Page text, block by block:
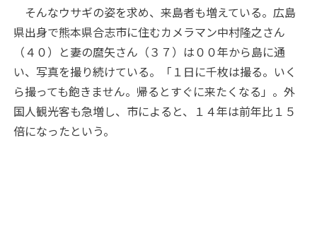
そんなウサギの姿を求め、来島者も増えている。広島
県出身で熊本県合志市に住むカメラマン中村隆之さん
（４０）と妻の麿矢さん（３７）は００年から島に通
い、写真を撮り続けている。「１日に千枚は撮る。いく
ら撮っても飽きません。帰るとすぐに来たくなる」。外
国人観光客も急増し、市によると、１４年は前年比１５
倍になったという。